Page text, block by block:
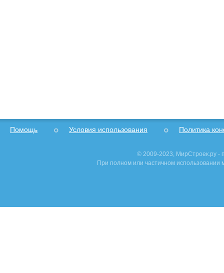
Помощь Условия использования Политика
© 2009-2023, МирСтроек.ру -
При полном или частичном использовании